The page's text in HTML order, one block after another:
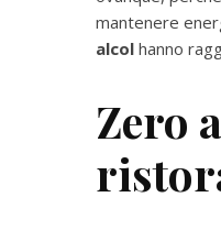
mantenere
alcol hanno
Zero